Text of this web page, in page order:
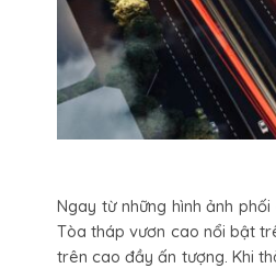
Ngay từ những hình ảnh
Tòa tháp vươn cao nổi bật
trên cao đầy ấn tượng. Khi